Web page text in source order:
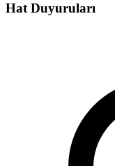
Hat Duyuruları